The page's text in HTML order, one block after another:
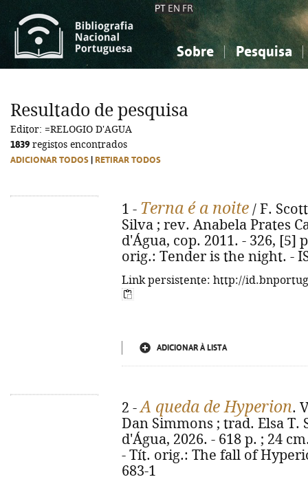
PT EN FR
Sobre Pesquisa
Ciências sociais...
Ciências sociais...
Resultado de pesquisa
Editor: =RELOGIO D'AGUA
1839 registos encontrados
ADICIONAR TODOS RETIRAR TODOS
1 - Terna é a noite / F.
Silva ; rev. Anabela Prates
d'Água, cop. 2011. - 326, [5]
orig.: Tender is the night. -
Link persistente: http://
ADICIONAR À LISTA
2 -A queda de Hyperion.
Dan Simmons ; trad. Elsa T.
d'Água, 2026. - 618 p. ; 24
- Tít. orig.: The fall of
683-1